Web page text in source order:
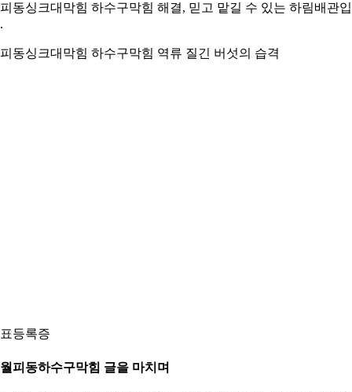
동싱크대막힘 하수구막힘 해결, 믿고 맡길 수 있는 하림배관
동싱크대막힘 하수구막힘 역류 질긴 버섯의 습격
등록증
피동하수구막힘 글을 마치며